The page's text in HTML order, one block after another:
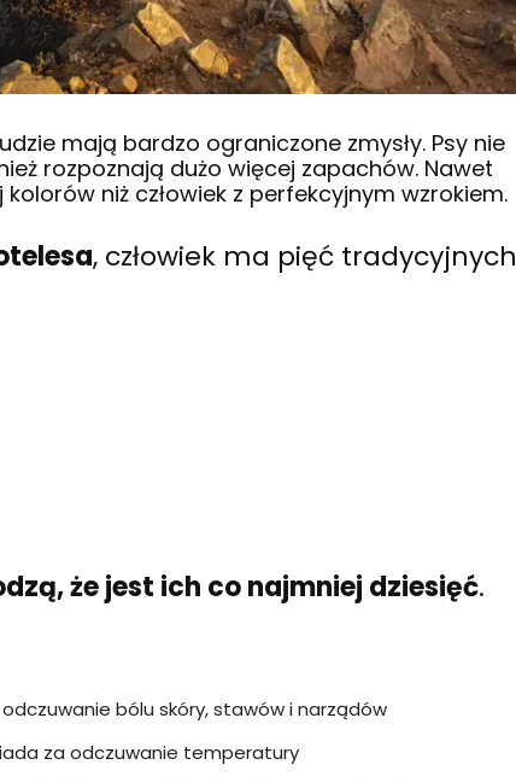
mają bardzo ograniczone zmysły. Psy nie
rozpoznają dużo więcej zapachów. Nawet
niż człowiek z perfekcyjnym wzrokiem.
, człowiek ma pięć tradycyjnych
że jest ich co najmniej dziesięć.
bólu skóry, stawów i narządów
za odczuwanie temperatury